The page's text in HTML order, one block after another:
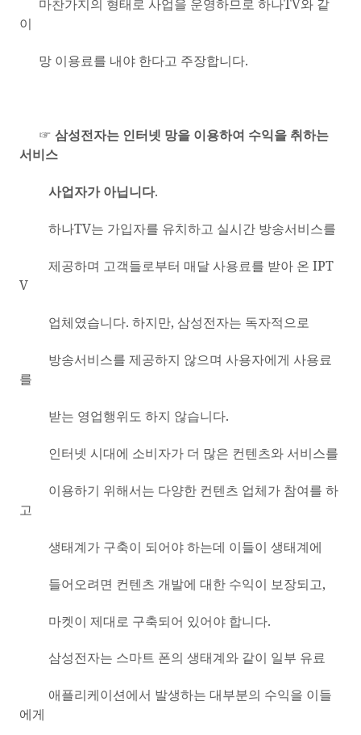
마찬가지의 형태로 사업을 운영하므로 하나TV와 같
이
망 이용료를 내야 한다고 주장합니다.
☞ 삼성전자는 인터넷 망을 이용하여 수익을 취하는
서비스
사업자가 아닙니다.
하나TV는 가입자를 유치하고 실시간 방송서비스를
제공하며 고객들로부터 매달 사용료를 받아 온 IPT
V
업체였습니다. 하지만, 삼성전자는 독자적으로
방송서비스를 제공하지 않으며 사용자에게 사용료
를
받는 영업행위도 하지 않습니다.
인터넷 시대에 소비자가 더 많은 컨텐츠와 서비스를
이용하기 위해서는 다양한 컨텐츠 업체가 참여를 하
고
생태계가 구축이 되어야 하는데 이들이 생태계에
들어오려면 컨텐츠 개발에 대한 수익이 보장되고,
마켓이 제대로 구축되어 있어야 합니다.
삼성전자는 스마트 폰의 생태계와 같이 일부 유료
애플리케이션에서 발생하는 대부분의 수익을 이들
에게